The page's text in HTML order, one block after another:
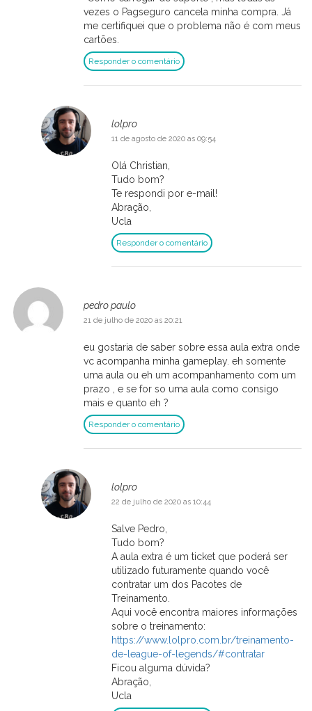
vezes o Pagseguro cancela minha compra. Já
me certifiquei que o problema não é com meus
cartões.
Responder o comentário
lolpro
11 de agosto de 2020 as 09:54
Olá Christian,
Tudo bom?
Te respondi por e-mail!
Abração,
Ucla
Responder o comentário
pedro paulo
21 de julho de 2020 as 20:21
eu gostaria de saber sobre essa aula extra onde
vc acompanha minha gameplay. eh somente
uma aula ou eh um acompanhamento com um
prazo , e se for so uma aula como consigo
mais e quanto eh ?
Responder o comentário
lolpro
22 de julho de 2020 as 10:44
Salve Pedro,
Tudo bom?
A aula extra é um ticket que poderá ser
utilizado futuramente quando você
contratar um dos Pacotes de
Treinamento.
Aqui você encontra maiores informações
sobre o treinamento:
https://www.lolpro.com.br/treinamento-
de-league-of-legends/#contratar
Ficou alguma dúvida?
Abração,
Ucla